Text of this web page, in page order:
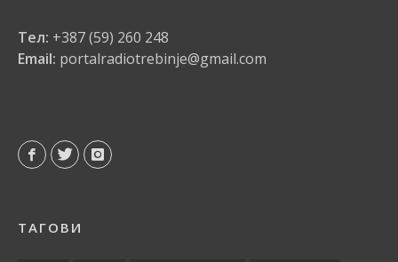
Тел: +387 (59) 260 248
Email: portalradiotrebinje@gmail.com
ТАГОВИ